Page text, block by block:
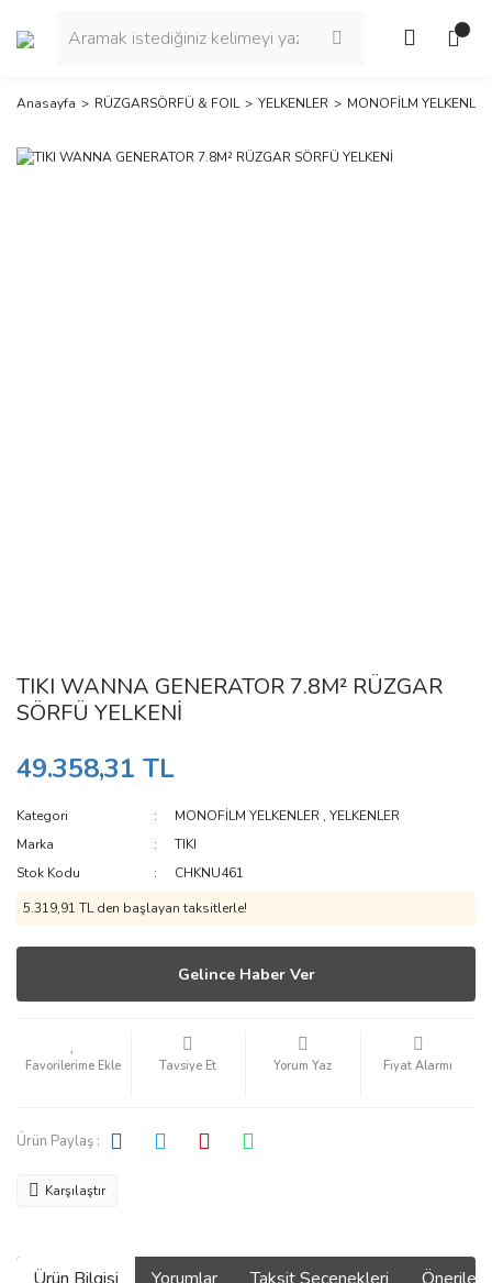
Anasayfa RÜZGARSÖRFÜ & FOIL YELKENLER MONOFİLM YELKENLER
TIKI WANNA GENERATOR 7.8M² RÜZGAR
SÖRFÜ YELKENİ
49.358,31 TL
Kategori MONOFİLM YELKENLER ,YELKENLER
Marka
TIKI
Stok Kodu
CHKNU461
5.319,91 TL den başlayan taksitlerle!
Gelince Haber Ver
Tavsiye Et Yorum Yaz Fiyat Alarmı
Ürün Paylaş :
Karşılaştır